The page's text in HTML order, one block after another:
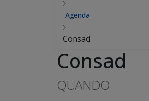
Agenda
Consad
Consad
QUANDO